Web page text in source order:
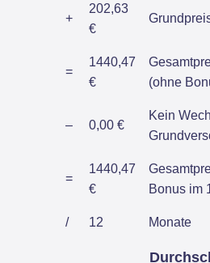
+
202,63
€
=
1440,47
€
(ohne
– 0,00 €
Kein
=
1440,47
€
Bonus im
/ 12 Monate